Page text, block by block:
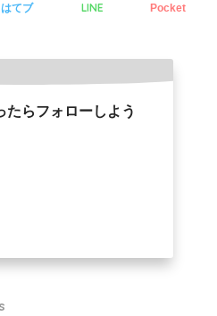
はてブ LINE Pocket
たらフォローしよう